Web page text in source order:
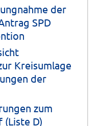
der
SPD
Kreisumlage
der
zum
(Liste D)